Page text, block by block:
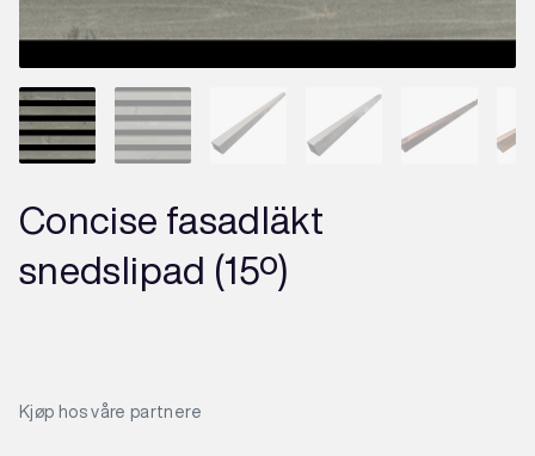
Concise fasadläkt
snedslipad (15º)
Kjøp hos våre partnere